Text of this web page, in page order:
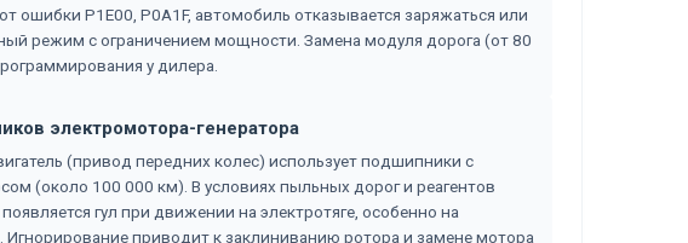
ошибки P1E00, P0A1F, автомобиль отказывается заряжаться или
режим с ограничением мощности. Замена модуля дорога (от 80
у дилера.
электромотора-генератора
(привод передних колес) использует подшипники с
(около 100 000 км). В условиях пыльных дорог и реагентов
гул при движении на электротяге, особенно на
Игнорирование приводит к заклиниванию ротора и замене мотора